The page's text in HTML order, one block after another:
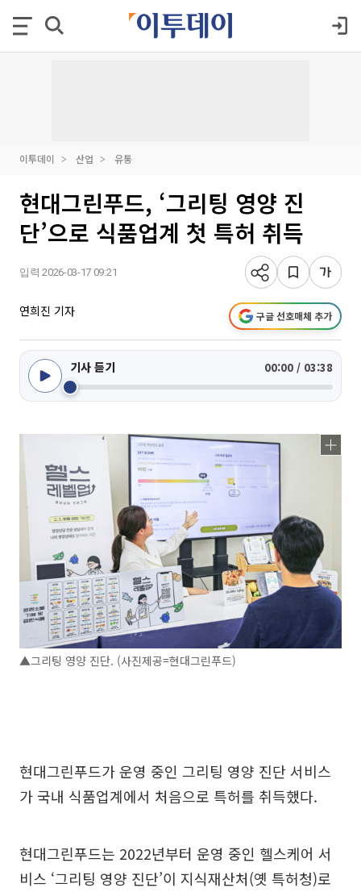
이투데이 산업 유통
현대그린푸드, ‘그리팅 영양 진
단’으로 식품업계 첫 특허 취득
입력 2026-03-17 09:21
연희진 기자 구글 선호매체 추가
기사 듣기 00:00 / 03:38
▲그리팅 영양 진단. (사진제공=현대그린푸드)
현대그린푸드가 운영 중인 그리팅 영양 진단 서비스
가 국내 식품업계에서 처음으로 특허를 취득했다.
현대그린푸드는 2022년부터 운영 중인 헬스케어 서
비스 ‘그리팅 영양 진단’이 지식재산처(옛 특허청)로